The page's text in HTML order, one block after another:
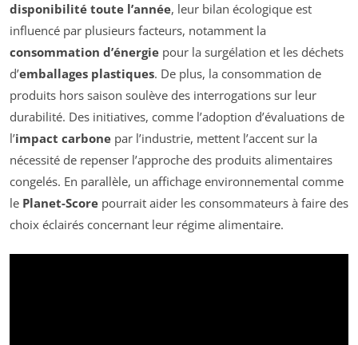
disponibilité toute l’année, leur bilan écologique est
influencé par plusieurs facteurs, notamment la
consommation d’énergie pour la surgélation et les déchets
d’emballages plastiques. De plus, la consommation de
produits hors saison soulève des interrogations sur leur
durabilité. Des initiatives, comme l’adoption d’évaluations de
l’impact carbone par l’industrie, mettent l’accent sur la
nécessité de repenser l’approche des produits alimentaires
congelés. En parallèle, un affichage environnemental comme
le Planet-Score pourrait aider les consommateurs à faire des
choix éclairés concernant leur régime alimentaire.